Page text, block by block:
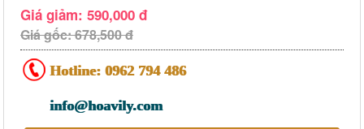
Giá giảm: 590,000 đ
Giá gốc: 678,500 đ
Hotline: 0962 794 486
info@hoavily.com